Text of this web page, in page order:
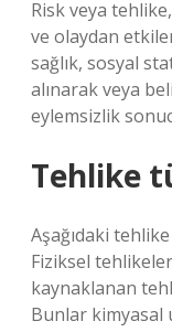
Risk veya
ve olaydan
sağlık, sosyal
alınarak veya
eylemsizlik
Tehlike
Aşağıdaki
Fiziksel
kaynaklanan
Bunlar kimyasal